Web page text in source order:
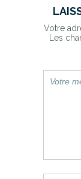
Votre
Les